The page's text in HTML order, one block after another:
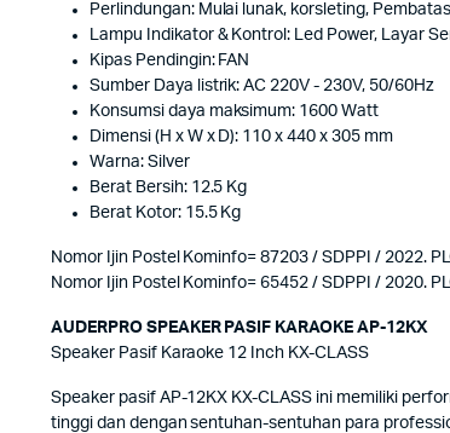
Perlindungan: Mulai lunak, korsleting,
Lampu Indikator & Kontrol: Led Power, Layar
Kipas Pendingin: FAN
Sumber Daya listrik: AC 220V - 230V, 50/60Hz
Konsumsi daya maksimum: 1600 Watt
Dimensi (H x W x D): 110 x 440 x 305 mm
Warna: Silver
Berat Bersih: 12.5 Kg
Berat Kotor: 15.5 Kg
Nomor Ijin Postel Kominfo= 87203 / SDPPI / 2022.
Nomor Ijin Postel Kominfo= 65452 / SDPPI / 2020.
AUDERPRO SPEAKER PASIF KARAOKE AP-12KX
Speaker Pasif Karaoke 12 Inch KX-CLASS
Speaker pasif AP-12KX KX-CLASS ini memiliki
tinggi dan dengan sentuhan-sentuhan para